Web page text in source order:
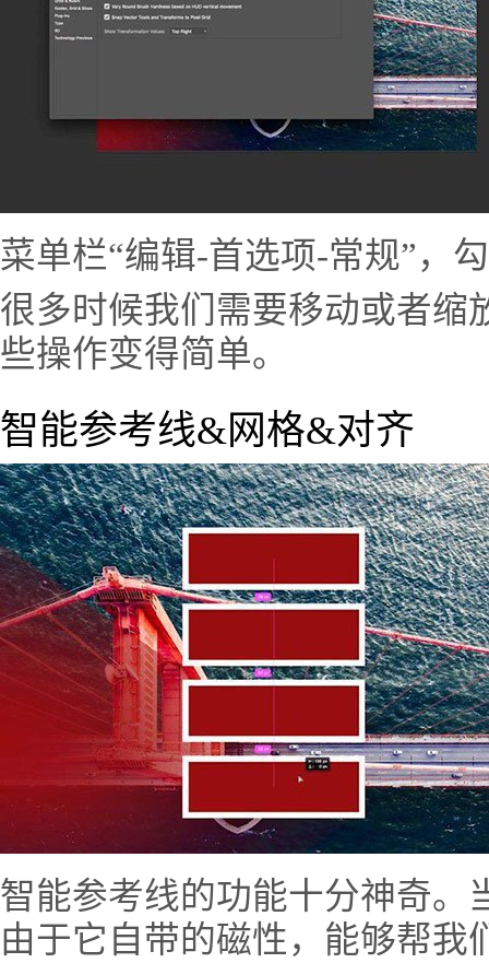
菜单栏“编辑-首选项-常规”，
很多时候我们需要移动或者缩
些操作变得简单。
智能参考线&网格&对齐
智能参考线的功能十分神奇。
由于它自带的磁性，能够帮我